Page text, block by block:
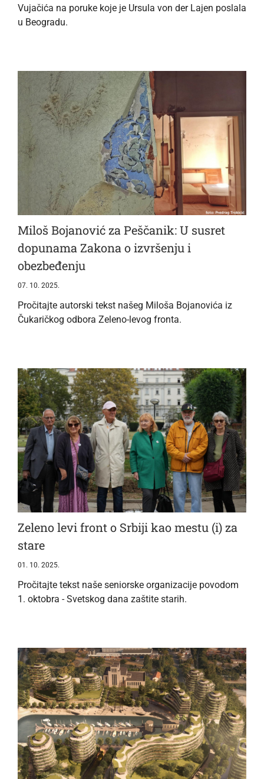
Vujačića na poruke koje je Ursula von der Lajen poslala
u Beogradu.
Miloš Bojanović za Peščanik: U susret
dopunama Zakona o izvršenju i
obezbeđenju
07. 10. 2025.
Pročitajte autorski tekst našeg Miloša Bojanovića iz
Čukaričkog odbora Zeleno-levog fronta.
Zeleno levi front o Srbiji kao mestu (i) za
stare
01. 10. 2025.
Pročitajte tekst naše seniorske organizacije povodom
1. oktobra - Svetskog dana zaštite starih.